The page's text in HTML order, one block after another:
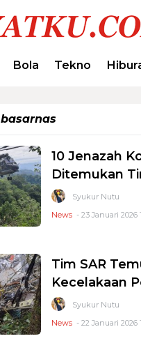
Bola Tekno
basarnas
10 Jenazah
Ditemukan
Syukur Nutu
News - 23 Januari 2026
Tim SAR
Kecelakaan
Syukur Nutu
News - 22 Januari 2026